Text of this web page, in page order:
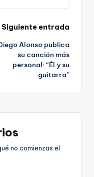
Siguiente entrada
Alonso publica
su canción más
personal: “Él y su
guitarra”
no comienzas el